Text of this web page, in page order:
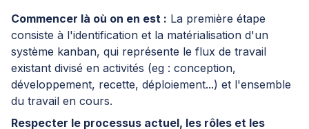
Commencer là où on en est : La première étape
consiste à l'identification et la matérialisation d'un
système kanban, qui représente le flux de travail
existant divisé en activités (eg : conception,
développement, recette, déploiement...) et l'ensemble
du travail en cours.
Respecter le processus actuel, les rôles et les